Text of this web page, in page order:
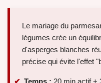
Le mariage du
légumes crée un
d'asperges blanches
précise qui évite l'effet